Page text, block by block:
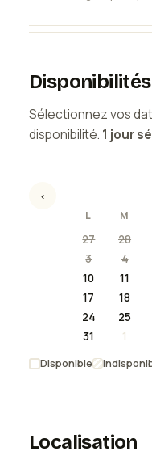
Disponibilités
Sélectionnez vos
disponibilité. 1 jour
‹
L M
27 28
3
4
10
11
17
18
24
25
31
1
Disponible
Localisation